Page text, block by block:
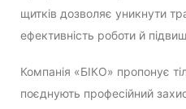
щитків дозволяє уникнути
ефективність роботи й
Компанія «БІКО» пропонує
поєднують професійний